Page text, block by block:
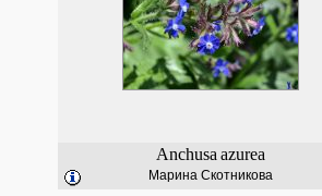
Anchusa azurea
Марина Скотникова